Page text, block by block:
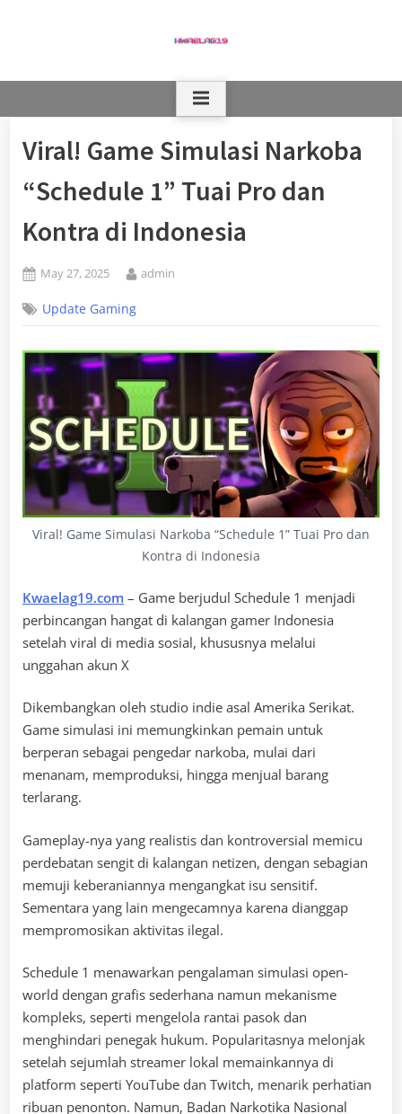
Viral! Game Simulasi Narkoba
“Schedule 1” Tuai Pro dan
Kontra di Indonesia
Posted
May 27, 2025 By
admin
Update Gaming
Viral! Game Simulasi Narkoba “Schedule 1” Tuai Pro dan
Kontra di Indonesia
Kwaelag19.com – Game berjudul Schedule 1 menjadi
perbincangan hangat di kalangan gamer Indonesia
setelah viral di media sosial, khususnya melalui
unggahan akun X
Dikembangkan oleh studio indie asal Amerika Serikat.
Game simulasi ini memungkinkan pemain untuk
berperan sebagai pengedar narkoba, mulai dari
menanam, memproduksi, hingga menjual barang
terlarang.
Gameplay-nya yang realistis dan kontroversial memicu
perdebatan sengit di kalangan netizen, dengan sebagian
memuji keberaniannya mengangkat isu sensitif.
Sementara yang lain mengecamnya karena dianggap
mempromosikan aktivitas ilegal.
Schedule 1 menawarkan pengalaman simulasi open-
world dengan grafis sederhana namun mekanisme
kompleks, seperti mengelola rantai pasok dan
menghindari penegak hukum. Popularitasnya melonjak
setelah sejumlah streamer lokal memainkannya di
platform seperti YouTube dan Twitch, menarik perhatian
ribuan penonton. Namun, Badan Narkotika Nasional